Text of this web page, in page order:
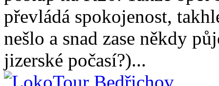
převládá spokojenost,
nešlo a snad zase někdy
jizerské počasí?)...